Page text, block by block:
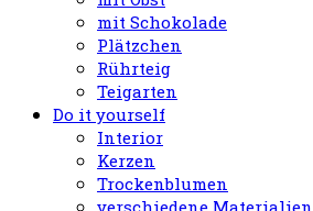
mit Schokolade
Plätzchen
Rührteig
Teigarten
Do it yourself
Interior
Kerzen
Trockenblumen
verschiedene Materialien